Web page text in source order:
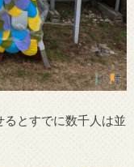
とすでに数千人は並